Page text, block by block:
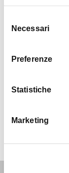
delNecessari
Preferenze
Statistiche
Marketing